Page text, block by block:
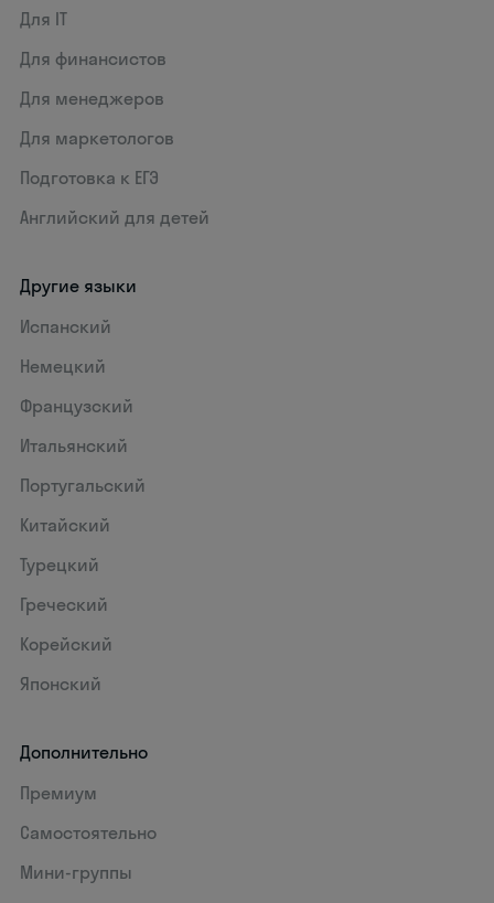
Для IT
Для финансистов
Для менеджеров
Для маркетологов
Подготовка к ЕГЭ
Английский для детей
Другие языки
Испанский
Немецкий
Французский
Итальянский
Португальский
Китайский
Турецкий
Греческий
Корейский
Японский
Дополнительно
Премиум
Самостоятельно
Мини-группы